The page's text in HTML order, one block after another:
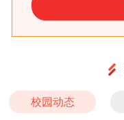
校园动态